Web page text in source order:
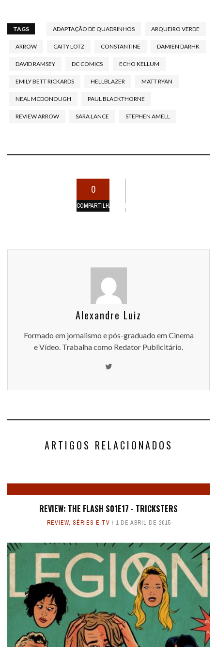
TAGS ADAPTAÇÃO DE QUADRINHOS ARQUEIRO VERDE
ARROW CAITY LOTZ CONSTANTINE DAMIEN DARHK
DAVID RAMSEY DC COMICS ECHO KELLUM
EMILY BETT RICKARDS HELLBLAZER MATT RYAN
NEAL MCDONOUGH PAUL BLACKTHORNE
REVIEW ARROW SARA LANCE STEPHEN AMELL
0
COMPARTILHAMENTOS
Alexandre Luiz
Formado em jornalismo e pós-graduado em Cinema
e Vídeo. Trabalha como Redator Publicitário.
ARTIGOS RELACIONADOS
REVIEW: THE FLASH S01E17 - TRICKSTERS
REVIEW, SÉRIES E TV 1 DE ABRIL DE 2015